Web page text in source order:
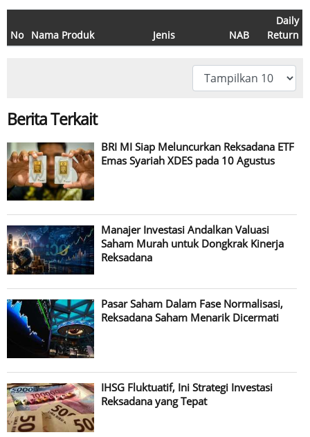
No Nama Produk Jenis NAB
Daily
Return
Berita Terkait
BRI MI Siap Meluncurkan Reksadana ETF
Emas Syariah XDES pada 10 Agustus
Manajer Investasi Andalkan Valuasi
Saham Murah untuk Dongkrak Kinerja
Reksadana
Pasar Saham Dalam Fase Normalisasi,
Reksadana Saham Menarik Dicermati
IHSG Fluktuatif, Ini Strategi Investasi
Reksadana yang Tepat